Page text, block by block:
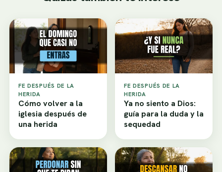
FE DESPUÉS DE LA
HERIDA
Cómo volver a la
iglesia después de
una herida
FE DESPUÉS DE LA
HERIDA
Ya no siento a Dios:
guía para la duda y la
sequedad